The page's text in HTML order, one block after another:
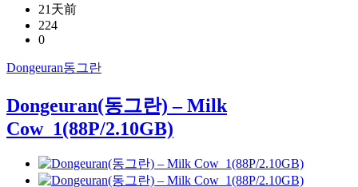
21天前
224
0
Dongeuran동그란
Dongeuran(동그란) – Milk
Cow_1(88P/2.10GB)